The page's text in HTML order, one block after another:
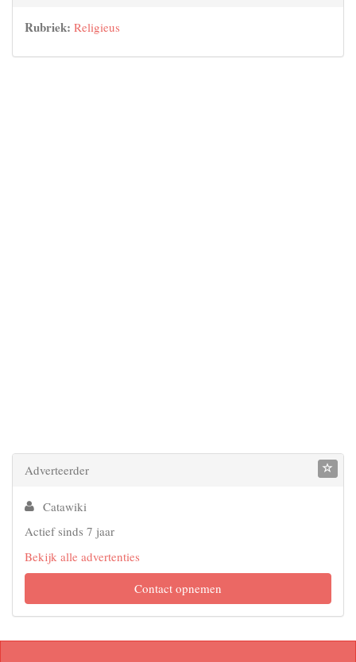
Rubriek: Religieus
Adverteerder
Catawiki
Actief sinds 7 jaar
Bekijk alle advertenties
Contact opnemen